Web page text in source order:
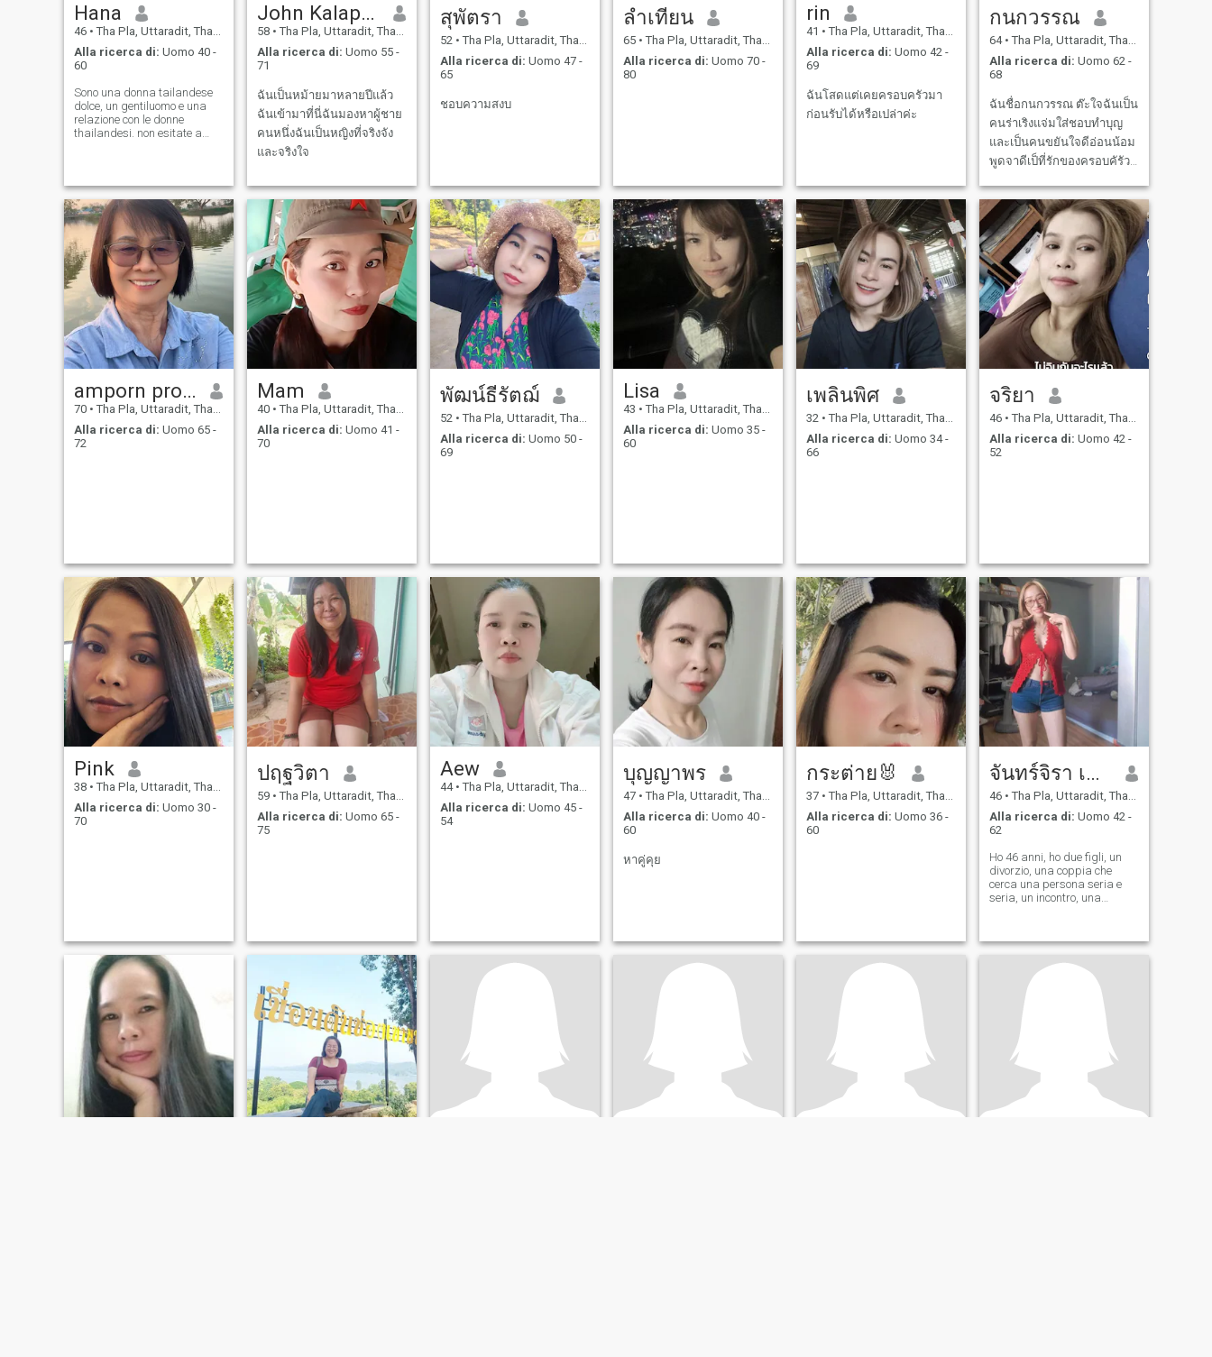
Hana
46 • Tha Pla, Uttaradit, Thailandia
Alla ricerca di: Uomo 40 -
60
Sono una donna tailandese
dolce, un gentiluomo e una
relazione con le donne
thailandesi. non esitate a
John Kalaphut
58 • Tha Pla, Uttaradit, Thailandia
Alla ricerca di: Uomo 55 -
71
ฉันเป็นหม้ายมาหลายปีแล้ว
ฉันเข้ามาที่นี่ฉันมองหาผู้ชาย
คนหนึ่งฉันเป็นหญิงที่จริงจัง
และจริงใจ
สุพัตรา
52 • Tha Pla, Uttaradit, Thailandia
Alla ricerca di: Uomo 47 -
65
ชอบความสงบ
ลำเทียน
65 • Tha Pla, Uttaradit, Thailandia
Alla ricerca di: Uomo 70 -
80
rin
41 • Tha Pla, Uttaradit, Thailandia
Alla ricerca di: Uomo 42 -
69
ฉันโสดแต่เคยครอบครัวมา
ก่อนรับได้หรือเปล่าค่ะ
กนกวรรณ
64 • Tha Pla, Uttaradit, Thailandia
Alla ricerca di: Uomo 62 -
68
ฉันชื่อกนกวรรณ ต๊ะใจฉันเป็น
คนร่าเริงแจ่มใส่ชอบทำบุญ
และเป็นคนขยันใจดีอ่อนน้อม
พูดจาดีเป็ที่รักของครอบคัรัว
ฟ้อนรำและสื่อสัตย์ที่ฉันเข้า
มาหาคู่เพราะฉันต้องการคู่แท้
ที่รักจริงเพราะฉันอย่าร้างมา
นานแล้วอยากหาคู่ที่คร้ายๆ
กันและรับฉั
amporn promfai
70 • Tha Pla, Uttaradit, Thailandia
Alla ricerca di: Uomo 65 -
72
Mam
40 • Tha Pla, Uttaradit, Thailandia
Alla ricerca di: Uomo 41 -
70
พัฒน์ธีรัตฌ์
52 • Tha Pla, Uttaradit, Thailandia
Alla ricerca di: Uomo 50 -
69
Lisa
43 • Tha Pla, Uttaradit, Thailandia
Alla ricerca di: Uomo 35 -
60
เพลินพิศ
32 • Tha Pla, Uttaradit, Thailandia
Alla ricerca di: Uomo 34 -
66
จริยา
46 • Tha Pla, Uttaradit, Thailandia
Alla ricerca di: Uomo 42 -
52
Pink
38 • Tha Pla, Uttaradit, Thailandia
Alla ricerca di: Uomo 30 -
70
ปฤฐวิตา
59 • Tha Pla, Uttaradit, Thailandia
Alla ricerca di: Uomo 65 -
75
Aew
44 • Tha Pla, Uttaradit, Thailandia
Alla ricerca di: Uomo 45 -
54
บุญญาพร
47 • Tha Pla, Uttaradit, Thailandia
Alla ricerca di: Uomo 40 -
60
หาคู่คุย
กระต่าย🐰
37 • Tha Pla, Uttaradit, Thailandia
Alla ricerca di: Uomo 36 -
60
จันทร์จิรา เนตรจ๋อย
46 • Tha Pla, Uttaradit, Thailandia
Alla ricerca di: Uomo 42 -
62
Ho 46 anni, ho due figli, un
divorzio, una coppia che
cerca una persona seria e
seria, un incontro, una